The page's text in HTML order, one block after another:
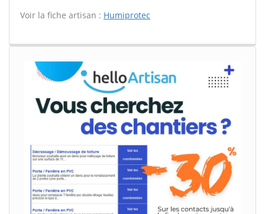
Voir la fiche artisan : Humiprotec